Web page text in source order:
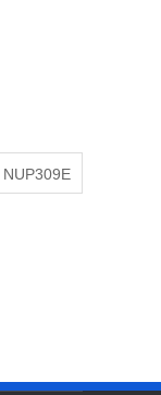
NUP309E